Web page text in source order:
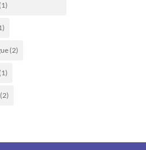
(2)
(2)